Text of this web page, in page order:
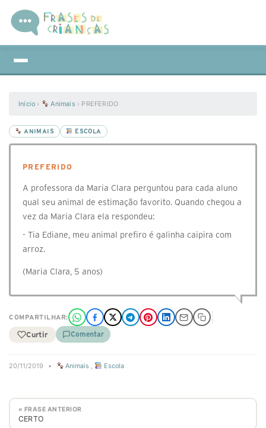
Início › Animais › PREFERIDO
ANIMAIS ESCOLA
PREFERIDO
A professora da Maria Clara perguntou para cada aluno
qual seu animal de estimação favorito. Quando chegou a
vez da Maria Clara ela respondeu:
- Tia Ediane, meu animal prefiro é galinha caipira com
arroz.
(Maria Clara, 5 anos)
COMPARTILHAR:
Curtir Comentar
20/11/2019 • Animais , Escola
« FRASE ANTERIOR
CERTO